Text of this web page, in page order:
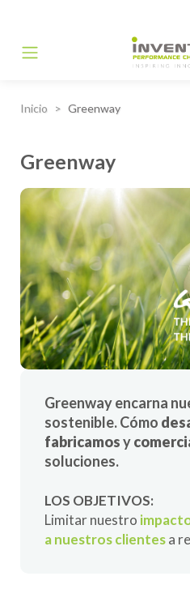
Main Navigation
Inicio Greenway
Greenway
Greenway encarna
sostenible. Cómo
fabricamosy
soluciones.
LOS OBJETIVOS:
Limitar nuestro
a nuestros clientesa